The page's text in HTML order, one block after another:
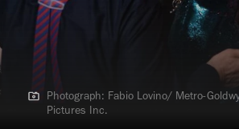
Photograph: Fabio Lovino/ Metro-Goldwyn-
Photograph: Fabio Lovino/ Metro-
Pictures Inc.